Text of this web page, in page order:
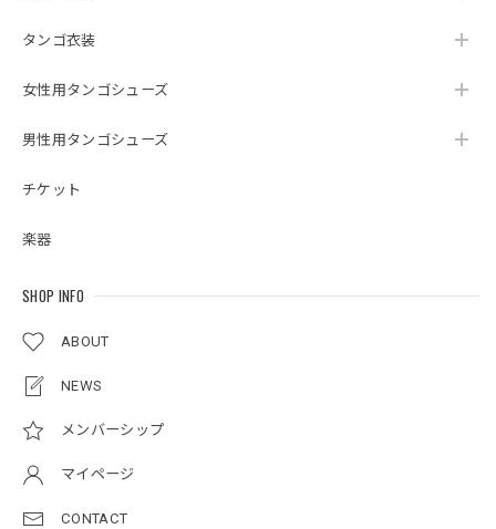
タンゴ衣装
女性用タンゴシューズ
男性用タンゴシューズ
チケット
楽器
SHOP INFO
ABOUT
NEWS
メンバーシップ
マイページ
CONTACT